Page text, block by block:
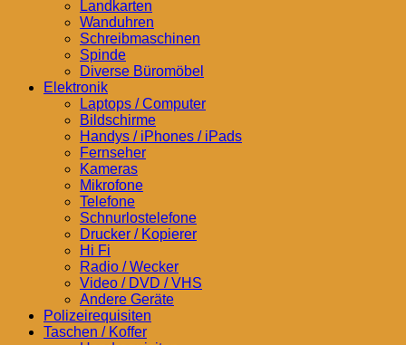
Landkarten
Wanduhren
Schreibmaschinen
Spinde
Diverse Büromöbel
Elektronik
Laptops / Computer
Bildschirme
Handys / iPhones / iPads
Fernseher
Kameras
Mikrofone
Telefone
Schnurlostelefone
Drucker / Kopierer
Hi Fi
Radio / Wecker
Video / DVD / VHS
Andere Geräte
Polizeirequisiten
Taschen / Koffer